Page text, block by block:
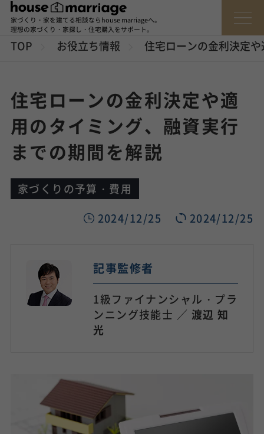
家づくり・家を建てる相談ならhouse marriageへ。
理想の家づくり・家探し・住宅購入をサポート。
TOP お役立ち情報 住宅ローンの金利決定
住宅ローンの金利決定や適
用のタイミング、融資実行
までの期間を解説
家づくりの予算・費用
2024/12/25
2024/12/25
記事監修者
1級ファイナンシャル・プラ
ンニング技能士 ／ 渡辺 知
光